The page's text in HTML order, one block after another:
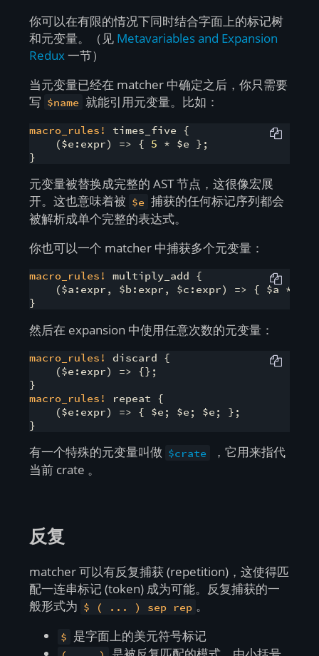
你可以在有限的情况下同时结合字面上的标记树
和元变量。（见 Metavariables and Expansion
Redux一节）
当元变量已经在 matcher 中确定之后，你只需要
写 $name 就能引用元变量。比如：
macro_rules!
times_five {
    ($e:expr) => {
5 * $e };
}
元变量被替换成完整的 AST 节点，这很像宏展
开。这也意味着被 $e 捕获的任何标记序列都会
被解析成单个完整的表达式。
你也可以一个 matcher 中捕获多个元变量：
macro_rules!
multiply_add {
($a:expr, $b:expr, $c:expr) => { $a *
}
然后在 expansion 中使用任意次数的元变量：
macro_rules!
discard {
    ($e:expr) => {};
macro_rules!
repeat {
    ($e:expr) => { $e; $e; $e; };
}
有一个特殊的元变量叫做 $crate
，它用来指代
当前 crate 。
反复
matcher 可以有反复捕获 (repetition)，这使得匹
配一连串标记 (token) 成为可能。反复捕获的一
般形式为 $ ( ... ) sep rep 。
$ 是字面上的美元符号标记